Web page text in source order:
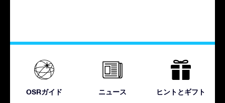
OSRガイド ニュース ヒントとギフト